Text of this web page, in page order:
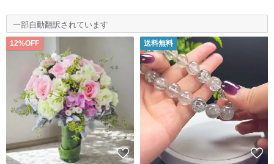
一部自動翻訳されています
12%OFF 送料無料